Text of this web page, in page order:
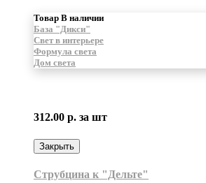
Товар В наличии
База "Дикси"
Свет в интерьере
Формула света
Дом света
312.00 р. за шт
Закрыть
Струбцина к "Дельте"